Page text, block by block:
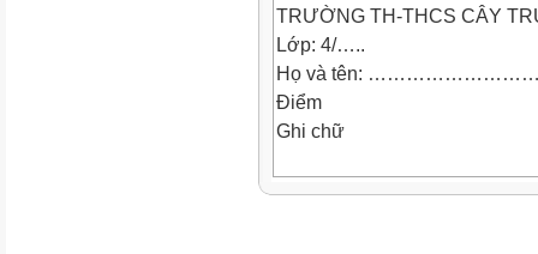
TRƯỜNG TH-THCS CÂY
Lớp: 4/…..
Họ và tên:
Điểm
Ghi chữ